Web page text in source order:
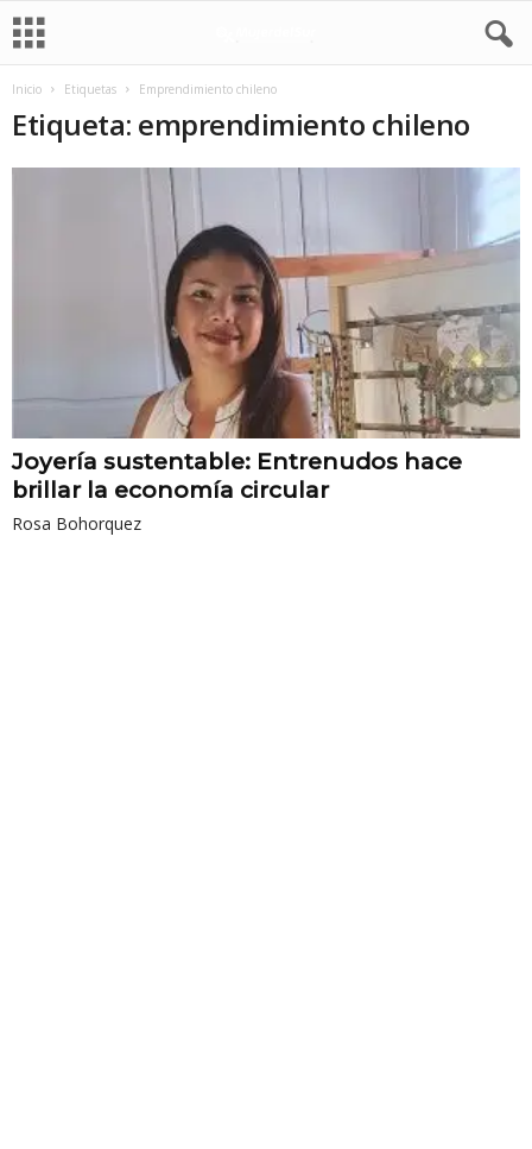
Inicio Etiquetas Emprendimiento chileno
Etiqueta: emprendimiento chileno
Joyería sustentable: Entrenudos hace
brillar la economía circular
Rosa Bohorquez